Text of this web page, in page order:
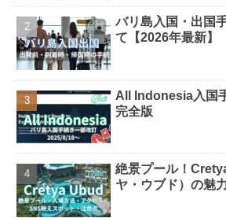
バリ島入国・出国
て【2026年最新】
All Indonesia入国
完全版
絶景プール！
ヤ・ウブド）の魅